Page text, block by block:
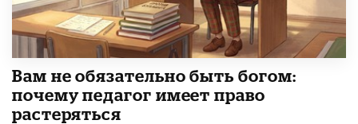
​Вам не обязательно быть богом:
почему педагог имеет право
растеряться